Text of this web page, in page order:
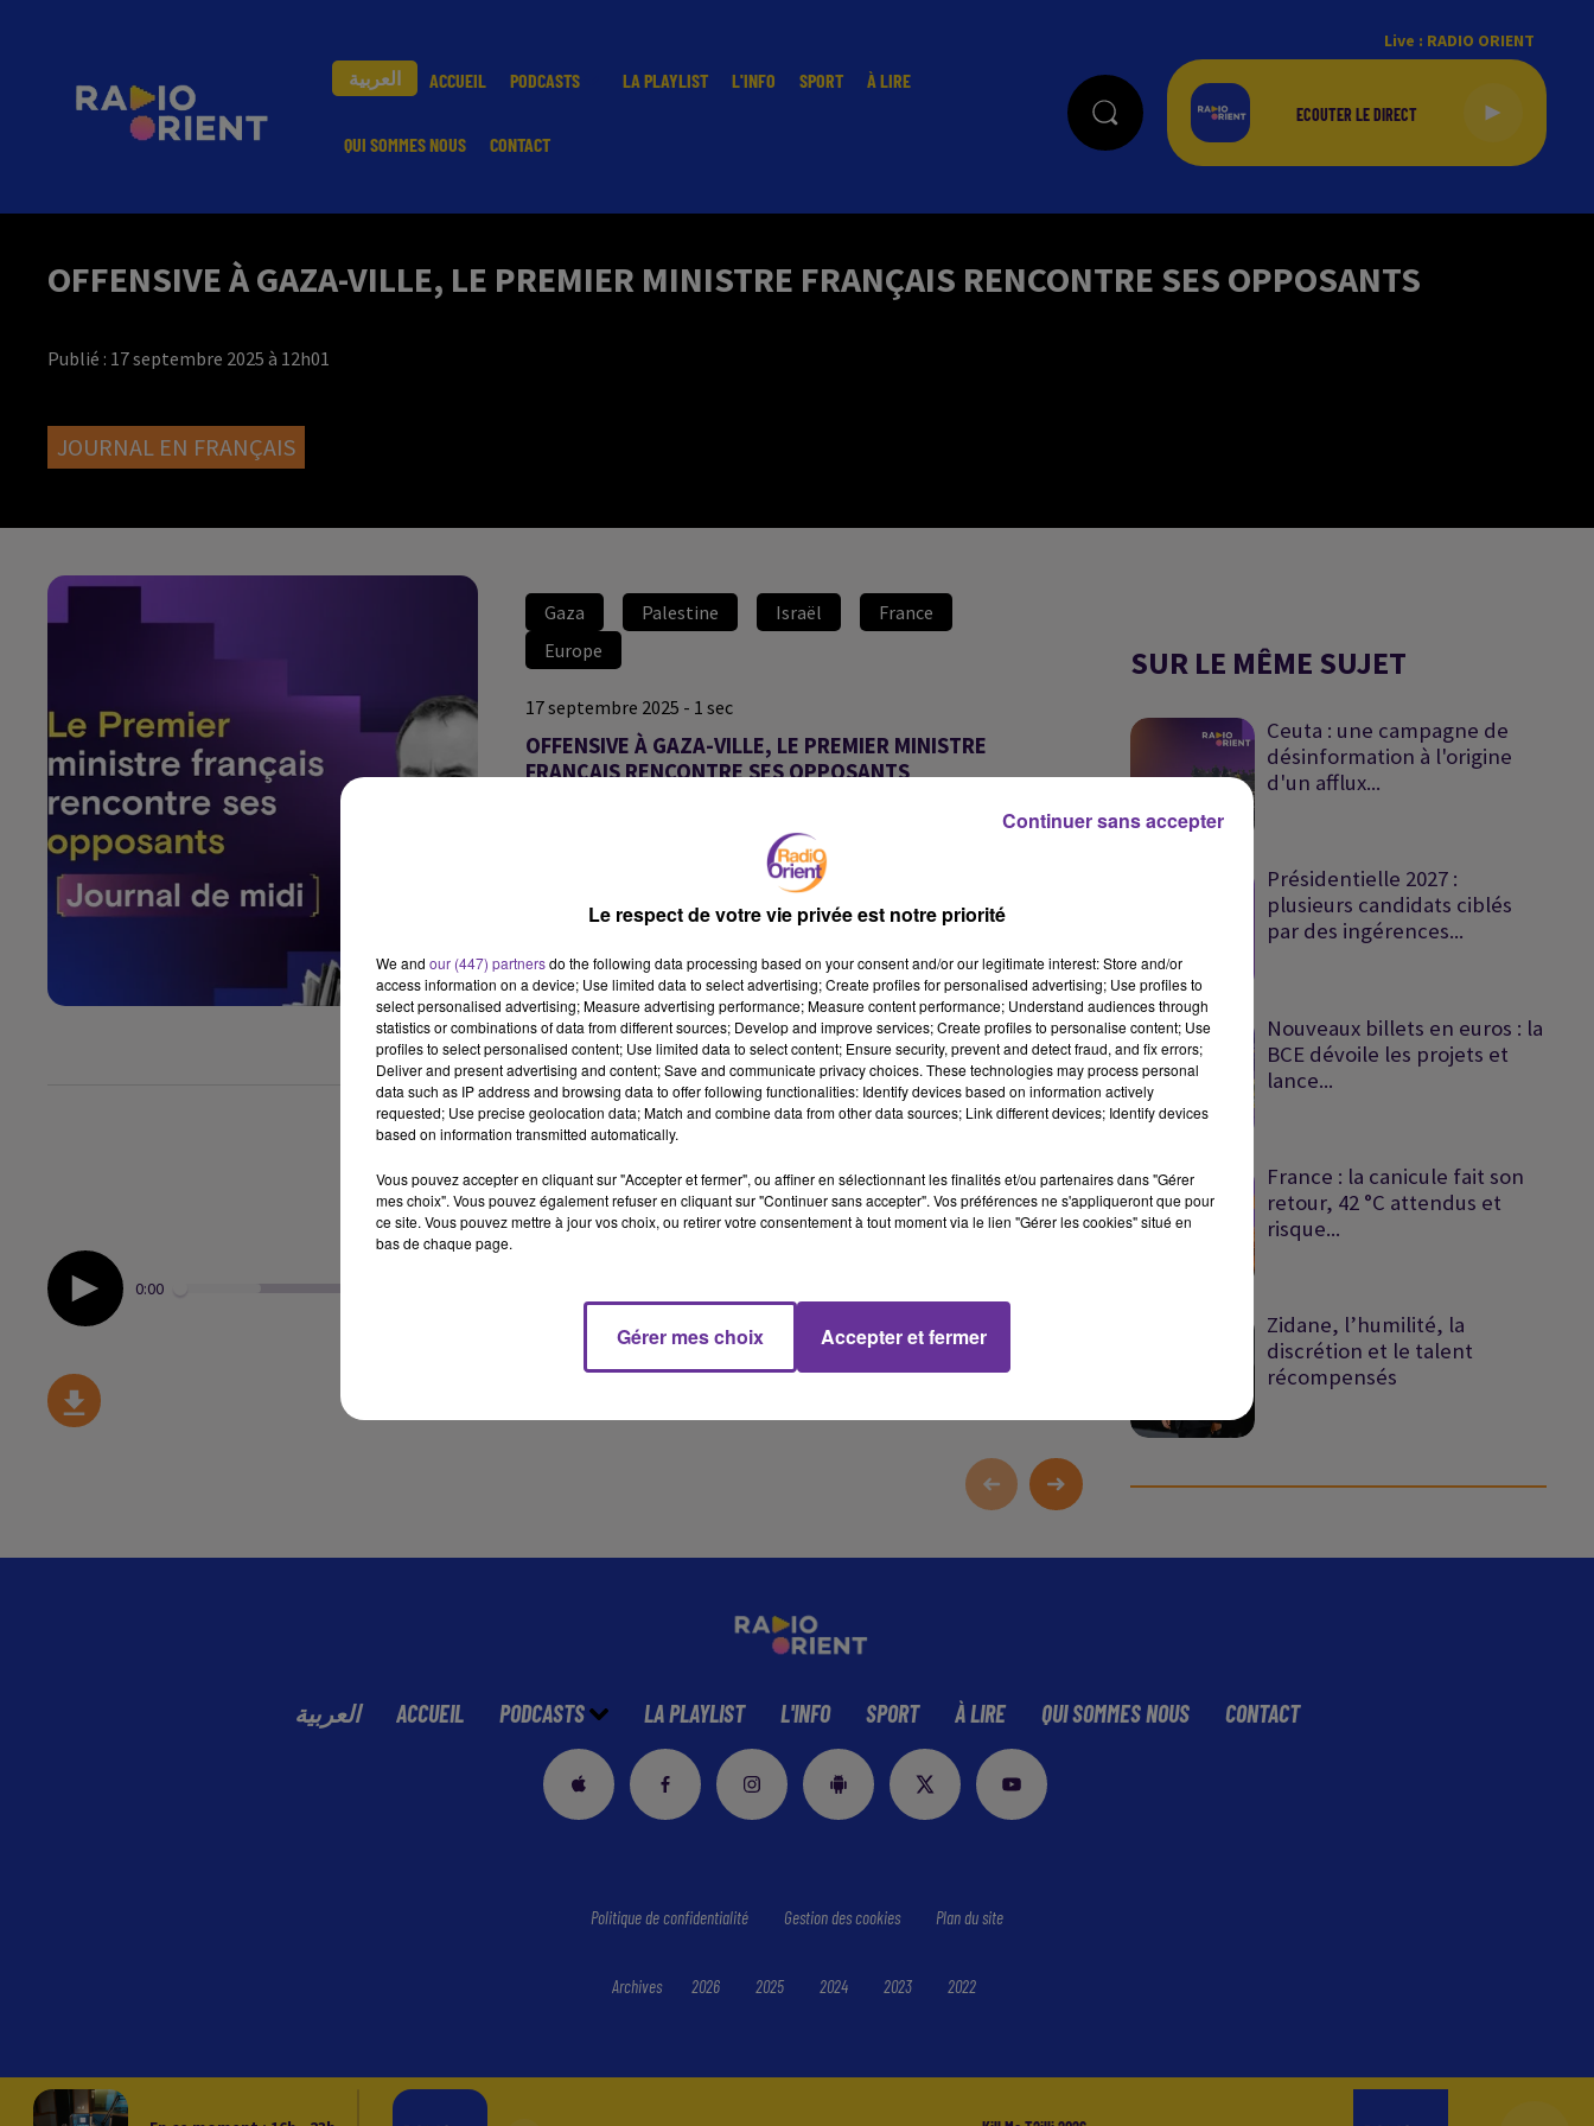
العربية ACCUEIL PODCASTS LA PLAYLIST L'INFO SPORT À LIRE
QUI SOMMES NOUS CONTACT
Live : RADIO ORIENT
OFFENSIVE À GAZA-VILLE, LE PREMIER MINISTRE FRANÇAIS RENCONTRE SES OPPOSANTS
Publié : 17 septembre 2025 à 12h01
JOURNAL EN FRANÇAIS
Gaza Palestine Israël
France
Europe
17 septembre 2025 - 1 sec
OFFENSIVE À GAZA-VILLE, LE PREMIER MINISTRE
FRANÇAIS RENCONTRE SES OPPOSANTS
Journal de midi du 17 septembre 2025
Gaza-ville, hier avant l’aube.
Les condamnations sont unanimes.
En France, le premier ministre rencontre aujourd’hui ses
opposants avant la journée de mobilisation du 18 septembre. Ce
sera notre dossier du jour.
Le groupe E3 se réunit aujourd’hui pour discuter du dossier
nucléaire iranien.
0:00
SUR LE MÊME SUJET
Ceuta : une campagne de
désinformation à l'origine
d'un afflux...
Présidentielle 2027 :
plusieurs candidats ciblés
par des ingérences...
Nouveaux billets en euros : la
BCE dévoile les projets et
lance...
France : la canicule fait son
retour, 42 °C attendus et
risque...
Zidane, l’humilité, la
discrétion et le talent
récompensés
العربية ACCUEIL PODCASTS LA PLAYLIST L'INFO SPORT À LIRE QUI SOMMES NOUS CONTACT
Politique de confidentialité Gestion des cookies Plan du site
Archives 2026 2025 2024 2023 2022
Le respect de votre vie privée est notre priorité
We and our (447) partnersdo the following data processing based on your consent and/or our legitimate interest: Store and/or
access information on a device; Use limited data to select advertising; Create profiles for personalised advertising; Use profiles to
select personalised advertising; Measure advertising performance; Measure content performance; Understand audiences through
statistics or combinations of data from different sources; Develop and improve services; Create profiles to personalise content; Use
profiles to select personalised content; Use limited data to select content; Ensure security, prevent and detect fraud, and fix errors;
Deliver and present advertising and content; Save and communicate privacy choices. These technologies may process personal
data such as IP address and browsing data to offer following functionalities: Identify devices based on information actively
requested; Use precise geolocation data; Match and combine data from other data sources; Link different devices; Identify devices
based on information transmitted automatically.
Vous pouvez accepter en cliquant sur "Accepter et fermer", ou affiner en sélectionnant les finalités et/ou partenaires dans "Gérer
mes choix". Vous pouvez également refuser en cliquant sur "Continuer sans accepter". Vos préférences ne s'appliqueront que pour
ce site. Vous pouvez mettre à jour vos choix, ou retirer votre consentement à tout moment via le lien "Gérer les cookies" situé en
bas de chaque page.
Gérer mes choix Accepter et fermer
Continuer sans accepter